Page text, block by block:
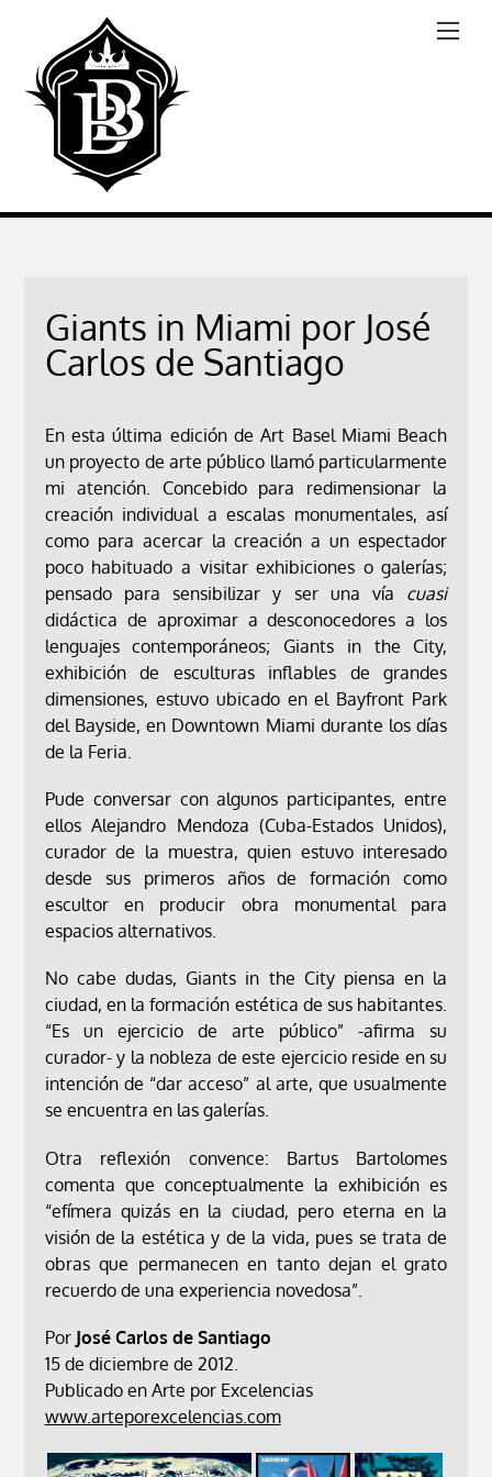
Giants in Miami por José
Carlos de Santiago
En esta última edición de Art Basel Miami Beach
un proyecto de arte público llamó particularmente
mi atención. Concebido para redimensionar la
creación individual a escalas monumentales, así
como para acercar la creación a un espectador
poco habituado a visitar exhibiciones o galerías;
pensado para sensibilizar y ser una vía cuasi
didáctica de aproximar a desconocedores a los
lenguajes contemporáneos; Giants in the City,
exhibición de esculturas inflables de grandes
dimensiones, estuvo ubicado en el Bayfront Park
del Bayside, en Downtown Miami durante los días
de la Feria.
Pude conversar con algunos participantes, entre
ellos Alejandro Mendoza (Cuba-Estados Unidos),
curador de la muestra, quien estuvo interesado
desde sus primeros años de formación como
escultor en producir obra monumental para
espacios alternativos.
No cabe dudas, Giants in the City piensa en la
ciudad, en la formación estética de sus habitantes.
“Es un ejercicio de arte público” -afirma su
curador- y la nobleza de este ejercicio reside en su
intención de “dar acceso” al arte, que usualmente
se encuentra en las galerías.
Otra reflexión convence: Bartus Bartolomes
comenta que conceptualmente la exhibición es
“efímera quizás en la ciudad, pero eterna en la
visión de la estética y de la vida, pues se trata de
obras que permanecen en tanto dejan el grato
recuerdo de una experiencia novedosa”.
Por José Carlos de Santiago
15 de diciembre de 2012.
Publicado en Arte por Excelencias
www.arteporexcelencias.com